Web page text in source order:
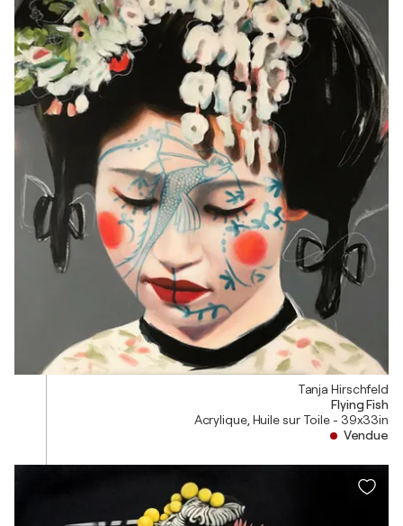
Tanja Hirschfeld
Flying Fish
Acrylique, Huile sur Toile - 39x33in
Vendue